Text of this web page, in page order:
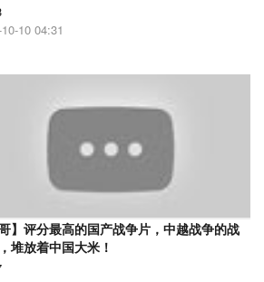
10 04:31
哥】评分最高的国产战争片，中越战争的战
堆放着中国大米！